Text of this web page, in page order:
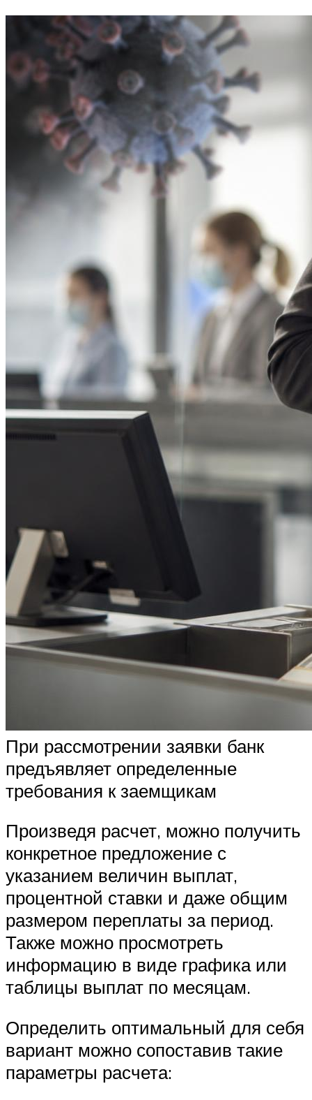
При рассмотрении заявки банк
предъявляет определенные
требования к заемщикам
Произведя расчет, можно получить
конкретное предложение с
указанием величин выплат,
процентной ставки и даже общим
размером переплаты за период.
Также можно просмотреть
информацию в виде графика или
таблицы выплат по месяцам.
Определить оптимальный для себя
вариант можно сопоставив такие
параметры расчета: